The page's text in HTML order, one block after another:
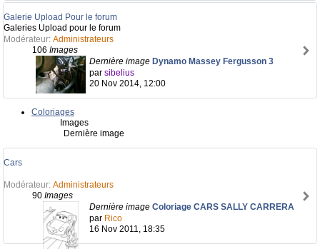
Galerie Upload Pour le forum
Galeries Upload pour le forum
Modérateur: Administrateurs
106 Images
Dernière image Dynamo Massey Fergusson 3
par sibelius
20 Nov 2014, 12:00
Coloriages
Images
Dernière image
Cars
Modérateur: Administrateurs
90 Images
Dernière image Coloriage CARS SALLY CARRERA
par Rico
16 Nov 2011, 18:35